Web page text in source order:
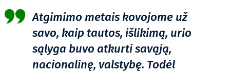
Atgimimo metais kovojome už
savo, kaip tautos, išlikimą, urio
sąlyga buvo atkurti savąją,
nacionalinę, valstybę. Todėl